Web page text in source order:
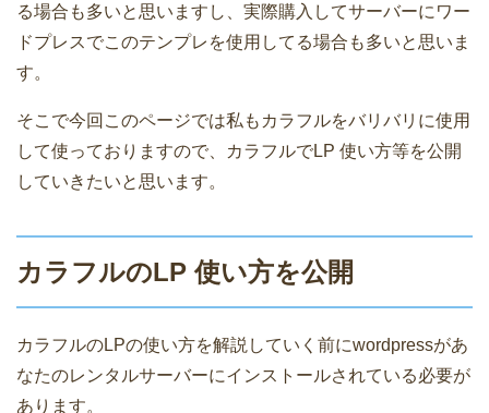
る場合も多いと思いますし、実際購入してサーバーにワー
ドプレスでこのテンプレを使用してる場合も多いと思いま
す。
そこで今回このページでは私もカラフルをバリバリに使用
して使っておりますので、カラフルでLP 使い方等を公開
していきたいと思います。
カラフルのLP 使い方を公開
カラフルのLPの使い方を解説していく前にwordpressがあ
なたのレンタルサーバーにインストールされている必要が
あります。